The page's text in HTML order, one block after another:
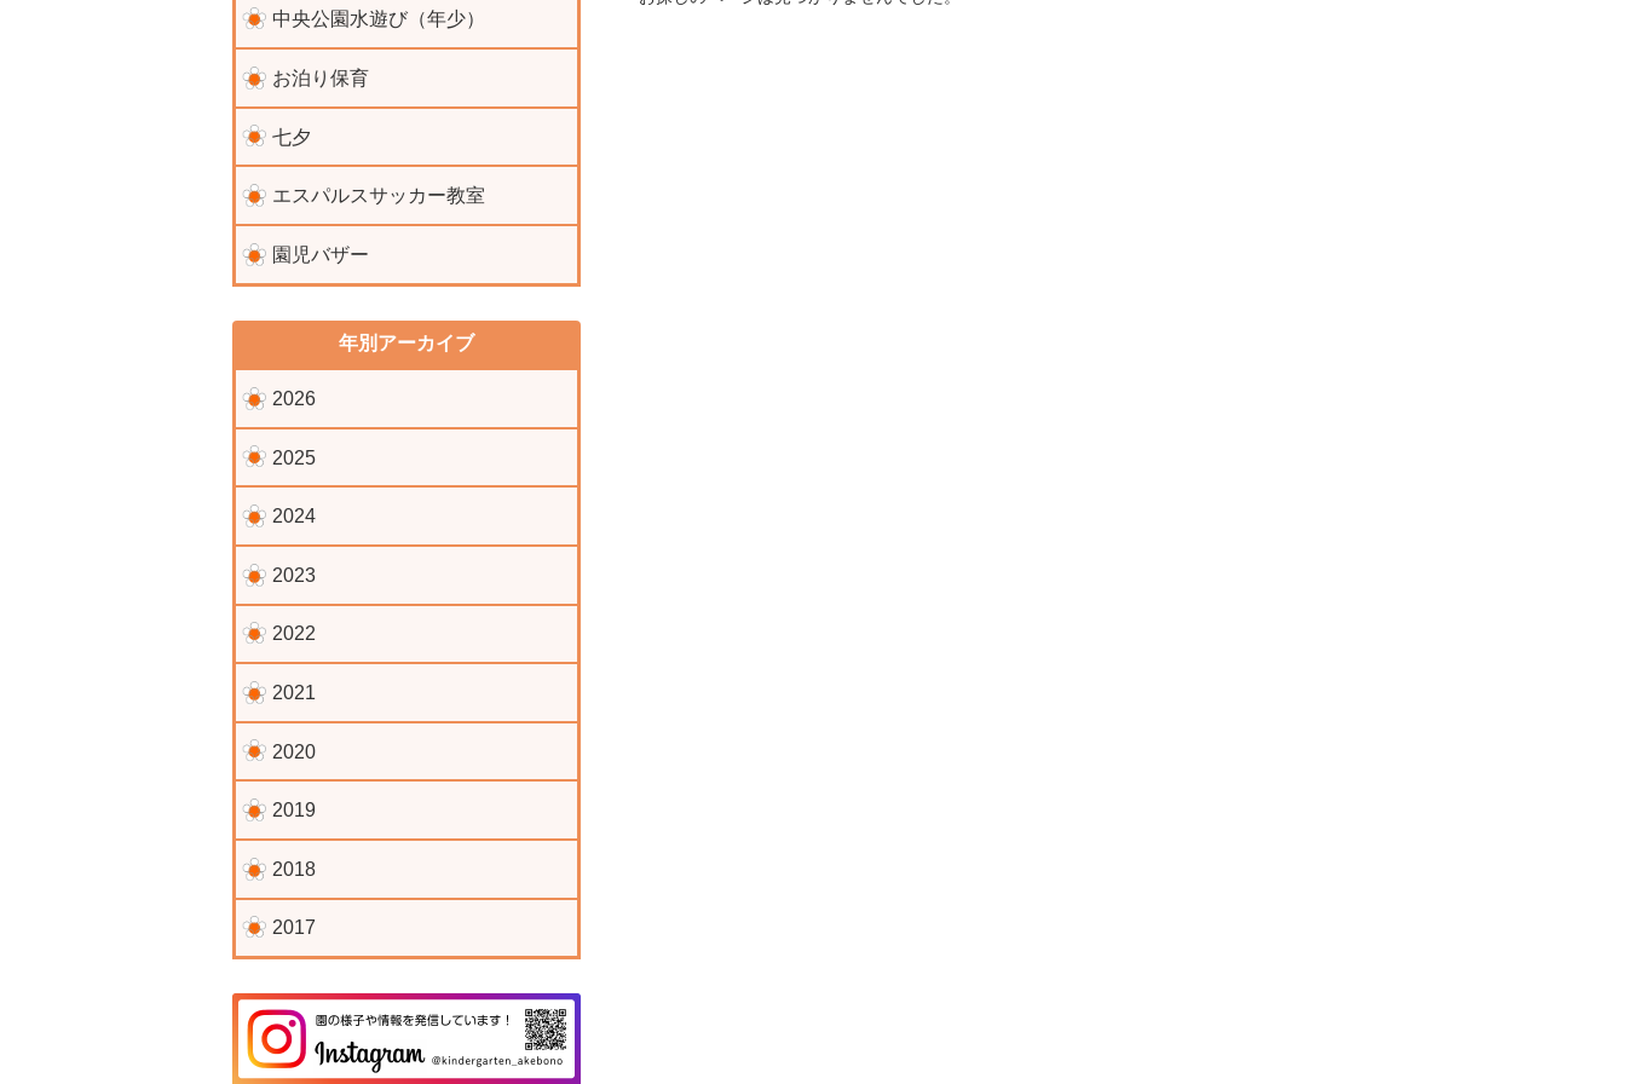
中央公園水遊び（年少）
お泊り保育
七夕
エスパルスサッカー教室
園児バザー
年別アーカイブ
2026
2025
2024
2023
2022
2021
2020
2019
2018
2017